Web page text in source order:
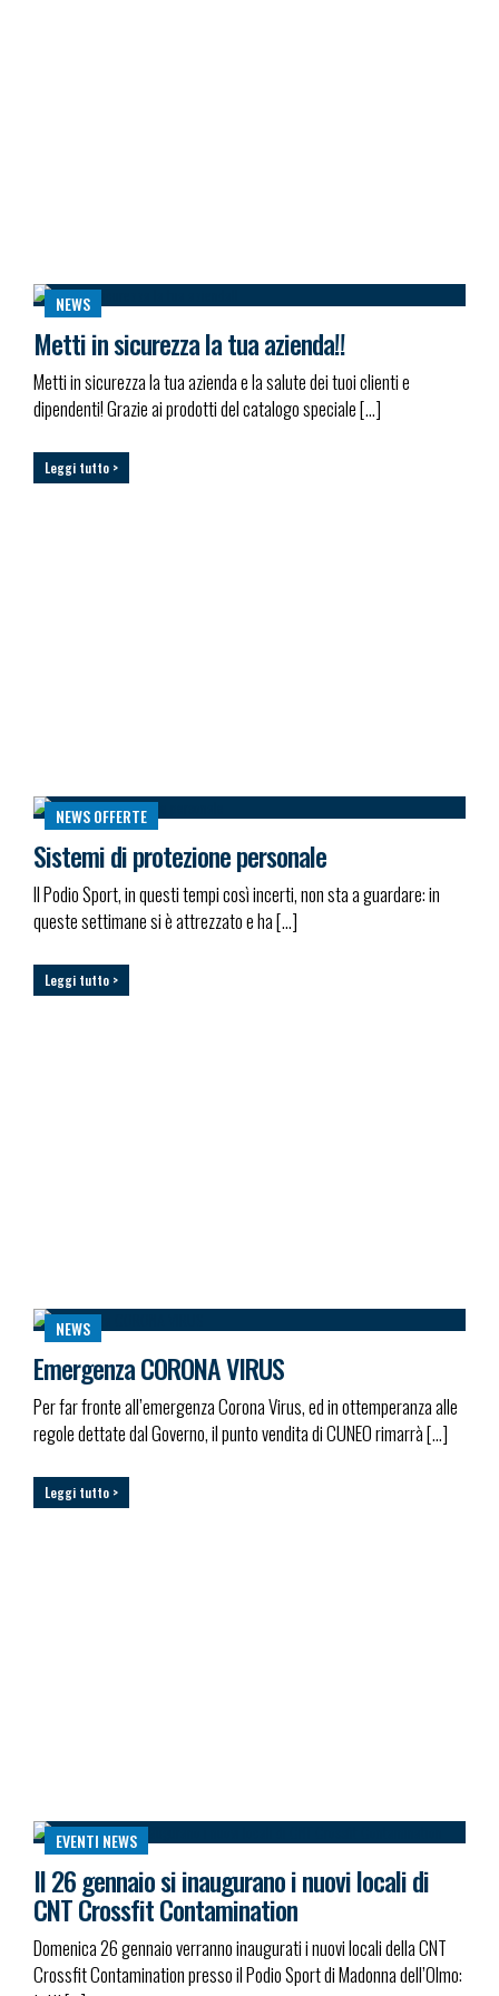
NEWS
Metti in sicurezza la tua azienda!!
Metti in sicurezza la tua azienda e la salute dei tuoi clienti e
dipendenti! Grazie ai prodotti del catalogo speciale […]
Leggi tutto >
NEWSOFFERTE
Sistemi di protezione personale
Il Podio Sport, in questi tempi così incerti, non sta a guardare: in
queste settimane si è attrezzato e ha […]
Leggi tutto >
NEWS
Emergenza CORONA VIRUS
Per far fronte all’emergenza Corona Virus, ed in ottemperanza alle
regole dettate dal Governo, il punto vendita di CUNEO rimarrà […]
Leggi tutto >
EVENTI NEWS
Il 26 gennaio si inaugurano i nuovi locali di
CNT Crossfit Contamination
Domenica 26 gennaio verranno inaugurati i nuovi locali della CNT
Crossfit Contamination presso il Podio Sport di Madonna dell’Olmo: